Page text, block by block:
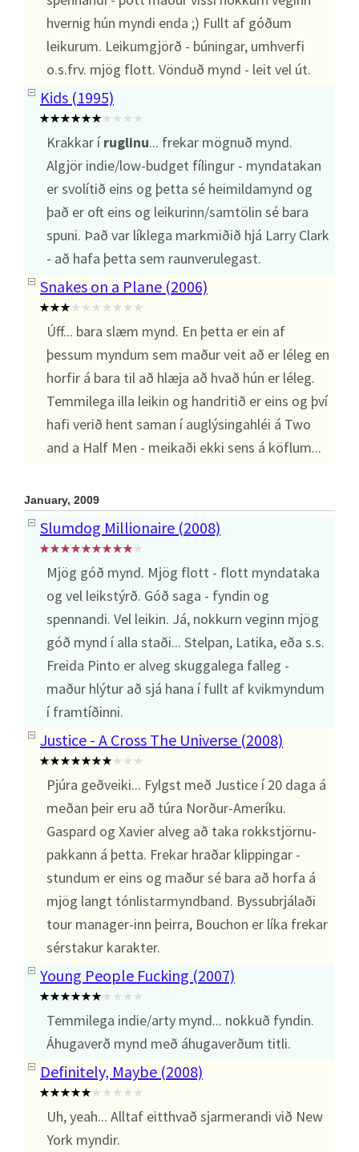
hvernig hún myndi enda ;) Fullt af góðum
leikurum. Leikumgjörð - búningar, umhverfi
o.s.frv. mjög flott. Vönduð mynd - leit vel út.
Kids (1995)
Krakkar íruglinu... frekar mögnuð mynd.
Algjör indie/low-budget fílingur - myndatakan
er svolítið eins og þetta sé heimildamynd og
það er oft eins og leikurinn/samtölin sé bara
spuni. Það var líklega markmiðið hjá Larry Clark
- að hafa þetta sem raunverulegast.
Snakes on a Plane (2006)
Úff... bara slæm mynd. En þetta er ein af
þessum myndum sem maður veit að er léleg en
horfir á bara til að hlæja að hvað hún er léleg.
Temmilega illa leikin og handritið er eins og því
hafi verið hent saman í auglýsingahléi á Two
and a Half Men - meikaði ekki sens á köflum...
January, 2009
Slumdog Millionaire (2008)
Mjög góð mynd. Mjög flott - flott myndataka
og vel leikstýrð. Góð saga - fyndin og
spennandi. Vel leikin. Já, nokkurn veginn mjög
góð mynd í alla staði... Stelpan, Latika, eða s.s.
Freida Pinto er alveg skuggalega falleg -
maður hlýtur að sjá hana í fullt af kvikmyndum
í framtíðinni.
Justice - A Cross The Universe (2008)
Pjúra geðveiki... Fylgst með Justice í 20 daga á
meðan þeir eru að túra Norður-Ameríku.
Gaspard og Xavier alveg að taka rokkstjörnu-
pakkann á þetta. Frekar hraðar klippingar -
stundum er eins og maður sé bara að horfa á
mjög langt tónlistarmyndband. Byssubrjálaði
tour manager-inn þeirra, Bouchon er líka frekar
sérstakur karakter.
Young People Fucking (2007)
Temmilega indie/arty mynd... nokkuð fyndin.
Áhugaverð mynd með áhugaverðum titli.
Definitely, Maybe (2008)
Uh, yeah... Alltaf eitthvað sjarmerandi við New
York myndir.